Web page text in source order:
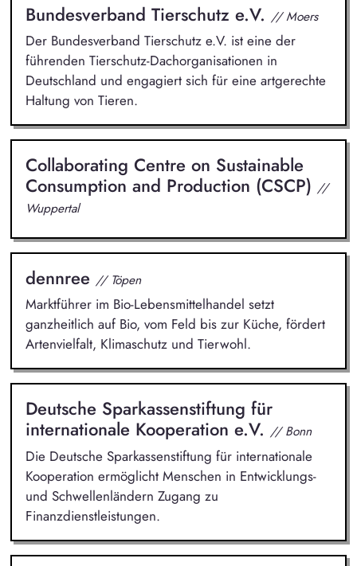
Bundesverband Tierschutz e.V. // Moers
Der Bundesverband Tierschutz e.V. ist eine der
führenden Tierschutz-Dachorganisationen in
Deutschland und engagiert sich für eine artgerechte
Haltung von Tieren.
Collaborating Centre on Sustainable
Consumption and Production (CSCP) //
Wuppertal
dennree // Töpen
Marktführer im Bio-Lebensmittelhandel setzt
ganzheitlich auf Bio, vom Feld bis zur Küche, fördert
Artenvielfalt, Klimaschutz und Tierwohl.
Deutsche Sparkassenstiftung für
internationale Kooperation e.V. // Bonn
Die Deutsche Sparkassenstiftung für internationale
Kooperation ermöglicht Menschen in Entwicklungs-
und Schwellenländern Zugang zu
Finanzdienstleistungen.